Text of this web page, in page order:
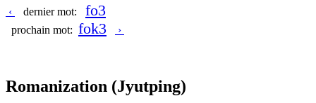
‹ dernier mot: fo3
prochain mot: fok3 ›
Romanization (Jyutping)